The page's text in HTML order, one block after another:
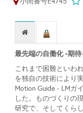
最先端の自働化 -期
これまで困難といわ
を独自の技術により
Motion Guide - LMガ
した。ものづくりの
研究で、そしてくら